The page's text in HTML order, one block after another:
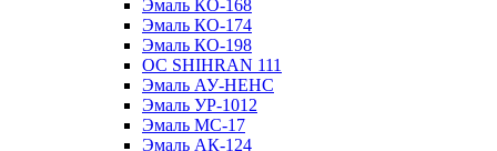
Эмаль КО-168
Эмаль КО-174
Эмаль КО-198
ОС SHIHRAN 111
Эмаль АУ-НЕНС
Эмаль УР-1012
Эмаль МС-17
Эмаль АК-124